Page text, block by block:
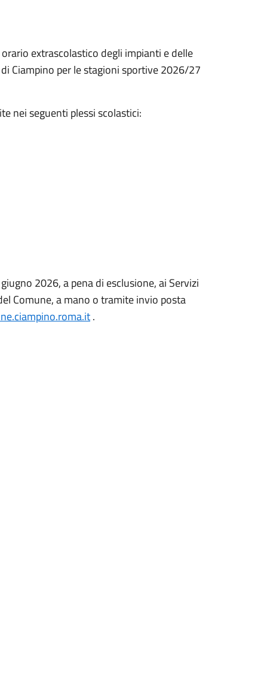
extrascolastico degli impianti e delle
Ciampino per le stagioni sportive 2026/27
nei seguenti plessi scolastici:
2026, a pena di esclusione, ai Servizi
Comune, a mano o tramite invio posta
.